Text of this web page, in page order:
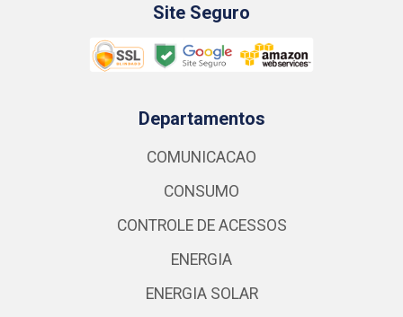
Site Seguro
Departamentos
COMUNICACAO
CONSUMO
CONTROLE DE ACESSOS
ENERGIA
ENERGIA SOLAR